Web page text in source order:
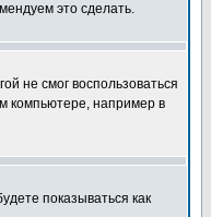
это сделать.
не смог воспользоваться
компьютере, например в
показываться как